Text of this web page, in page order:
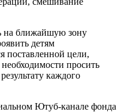
на ближайшую зону
детям
поставленной цели,
просить
каждого
Ютуб-канале фонда